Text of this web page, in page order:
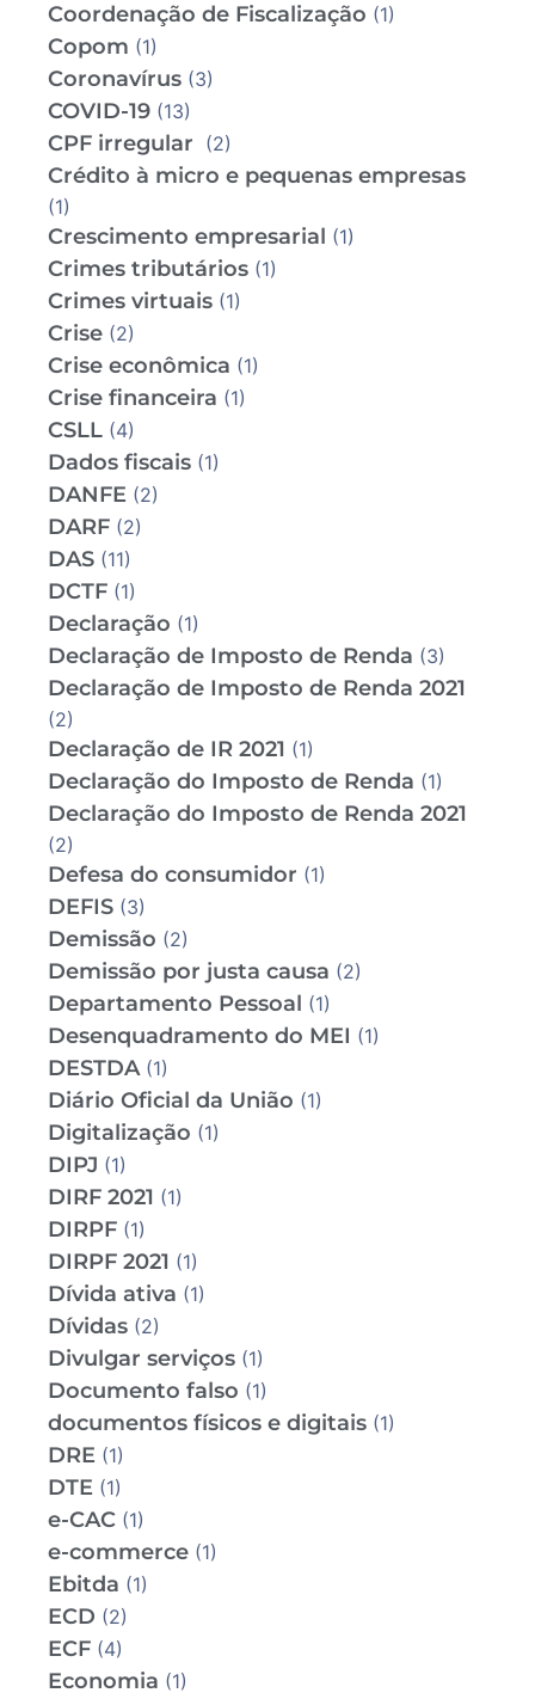
Coordenação de Fiscalização (1)
Copom (1)
Coronavírus (3)
COVID-19 (13)
CPF irregular (2)
Crédito à micro e pequenas empresas
(1)
Crescimento empresarial (1)
Crimes tributários (1)
Crimes virtuais (1)
Crise (2)
Crise econômica (1)
Crise financeira (1)
CSLL (4)
Dados fiscais (1)
DANFE (2)
DARF (2)
DAS (11)
DCTF (1)
Declaração (1)
Declaração de Imposto de Renda (3)
Declaração de Imposto de Renda 2021
(2)
Declaração de IR 2021 (1)
Declaração do Imposto de Renda (1)
Declaração do Imposto de Renda 2021
(2)
Defesa do consumidor (1)
DEFIS (3)
Demissão (2)
Demissão por justa causa (2)
Departamento Pessoal (1)
Desenquadramento do MEI (1)
DESTDA(1)
Diário Oficial da União (1)
Digitalização (1)
DIPJ (1)
DIRF 2021 (1)
DIRPF (1)
DIRPF 2021 (1)
Dívida ativa (1)
Dívidas (2)
Divulgar serviços (1)
Documento falso (1)
documentos físicos e digitais (1)
DRE (1)
DTE (1)
e-CAC (1)
e-commerce (1)
Ebitda (1)
ECD (2)
ECF (4)
Economia (1)